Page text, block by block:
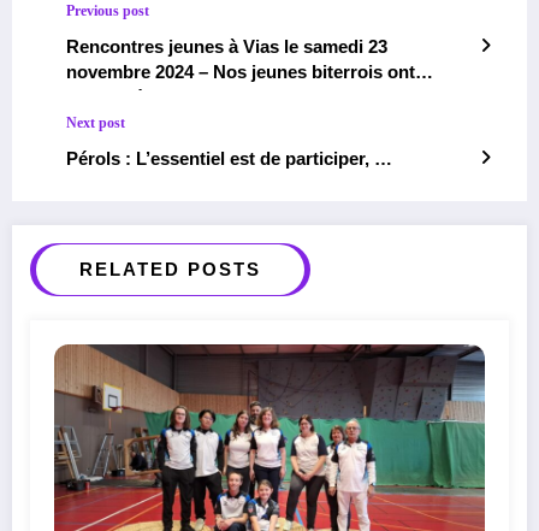
Previous post
Rencontres jeunes à Vias le samedi 23
novembre 2024 – Nos jeunes biterrois ont
performé!
Next post
Pérols : L’essentiel est de participer, …
RELATED POSTS